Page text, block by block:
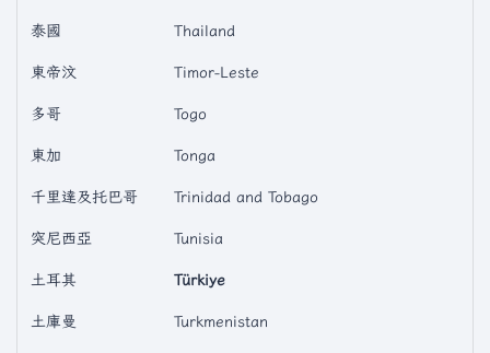
泰國 Thailand
東帝汶 Timor-Leste
多哥 Togo
東加 Tonga
千里達及托巴哥 Trinidad and Tobago
突尼西亞 Tunisia
土耳其 Türkiye
土庫曼 Turkmenistan